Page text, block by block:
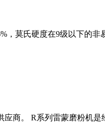
莫氏硬度在9级以下的
商。 R系列雷蒙磨粉机